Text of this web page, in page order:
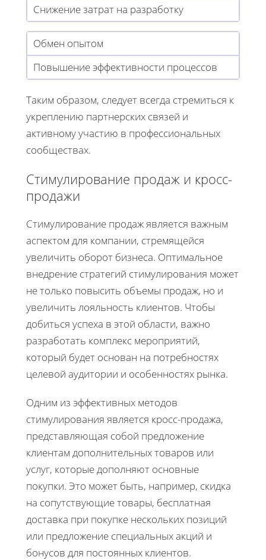
Снижение затрат на разработку
Обмен опытом
Повышение эффективности процессов
Таким образом, следует всегда стремиться к
укреплению партнерских связей и
активному участию в профессиональных
сообществах.
Стимулирование продаж и кросс-
продажи
Стимулирование продаж является важным
аспектом для компании, стремящейся
увеличить оборот бизнеса. Оптимальное
внедрение стратегий стимулирования может
не только повысить объемы продаж, но и
увеличить лояльность клиентов. Чтобы
добиться успеха в этой области, важно
разработать комплекс мероприятий,
который будет основан на потребностях
целевой аудитории и особенностях рынка.
Одним из эффективных методов
стимулирования является кросс-продажа,
представляющая собой предложение
клиентам дополнительных товаров или
услуг, которые дополняют основные
покупки. Это может быть, например, скидка
на сопутствующие товары, бесплатная
доставка при покупке нескольких позиций
или предложение специальных акций и
бонусов для постоянных клиентов.